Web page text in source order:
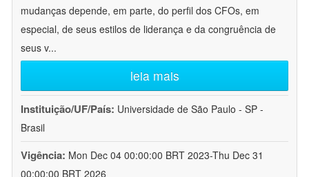
mudanças depende, em parte, do perfil dos CFOs, em
especial, de seus estilos de liderança e da congruência de
seus v...
leia mais
Instituição/UF/País: Universidade de São Paulo - SP -
Brasil
Vigência: Mon Dec 04 00:00:00 BRT 2023-Thu Dec 31
00:00:00 BRT 2026